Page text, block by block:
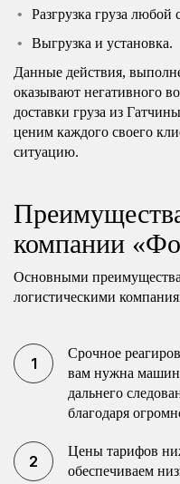
Разгрузка груза любой
Выгрузка и установка.
Данные действия,
оказывают негативного
доставки груза из
ценим каждого своего
ситуацию.
компании
Основными
логистическими
Срочное
вам нужна
дальнего
благодаря
Цены тарифов
обеспечиваем